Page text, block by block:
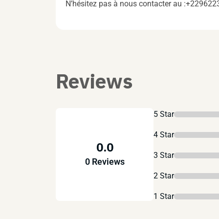
N’hésitez pas à nous contacter au
Reviews
0.0
0 Reviews
5 Star
4 Star
3 Star
2 Star
1 Star